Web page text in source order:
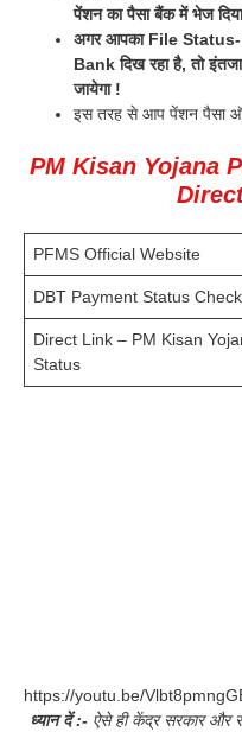
पेंशन का पैसा बैंक में भेज
अगर आपका File
Bank दिख रहा है, तो
जायेगा !
इस तरह से आप पेंशन पैसा
PM Kisan Yojana
PFMS Official Website
DBT Payment Status
Direct Link – PM Kisan
Status
https://youtu.be/
ध्यान दें :- ऐसे ही केंद्र सरकार और